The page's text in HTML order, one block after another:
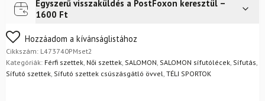
övvel
kötéssel
NNN
+
Cipő
Futár a címreIngyenes
Egyszerű visszaküldés a PostFoxon keresztül –
1600 Ft
Nem biztos a választásában? Semmi gond – a terméket
egyszerűen visszaküldheti 14 napon belül, indoklás nélkül.
Mik a visszaküldés feltételei?
Hozzáadom a kívánságlistához
Cikkszám: L473740PMset2
Kategóriák: Férfi szettek, Női szettek, SALOMON, SALOMON sífutólécek, Sífutás,
Sífutó szettek, Sífutó szettek csúszásgátló övvel, TÉLI SPORTOK